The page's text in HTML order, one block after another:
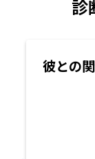
診
彼との